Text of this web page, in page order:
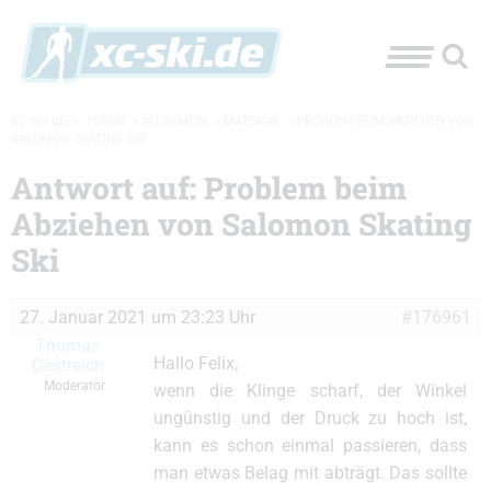
Antwort auf: Problem beim
Abziehen von Salomon Skating
Ski
27. Januar 2021 um 23:23 Uhr
#176961
Thomas
Oestreich
Moderator
Hallo Felix,
wenn die Klinge scharf, der Winkel
ungünstig und der Druck zu hoch ist,
kann es schon einmal passieren, dass
man etwas Belag mit abträgt. Das sollte